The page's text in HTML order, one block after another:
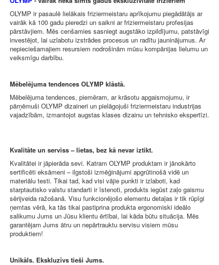
OLYMP ir pasaulē lielākais friziermeistaru aprīkojumu piegādātājs ar
vairāk kā 100 gadu pieredzi un saikni ar friziermeistaru profesijas
pārstāvjiem. Mēs cenšamies sasniegt augstāko izpildījumu, patstāvīgi
investējot, lai uzlabotu izstrādes procesus un radītu jauninājumus. Ar
nepieciešamajiem resursiem nodrošinām mūsu kompānijas lielumu un
veiksmīgu darbību.
Mēbelējuma tendences OLYMP klāstā.
Mēbelējuma tendences, piemēram, ar krāsotu apgaismojumu, ir
pārņēmuši OLYMP dizaineri un pielāgojuši friziermeistaru industrijas
vajadzībām, izmantojot augstas klases dizainu un tehnisko ekspertīzi.
Kvalitāte un serviss – lietas, bez kā nevar iztikt.
Kvalitātei ir jāpierāda sevi. Katram OLYMP produktam ir jānokārto
sertificēti eksāmeni – ilgstoši izmēģinājumi apgrūtinošā vidē un
materiālu testi. Tikai tad, kad visi vājie punkti ir izlaboti, kad
starptautisko valstu standarti ir īstenoti, produkts iegūst zaļo gaismu
sērijveida ražošanā. Visu funkcionējošo elementu detaļas ir tik rūpīgi
ņemtas vērā, ka tās tikai pastiprina produkta ergonomiski ideālo
salikumu Jums un Jūsu klientu ērtībai, lai kāda būtu situācija. Mēs
garantējam Jums ātru un nepārtrauktu servisu visiem mūsu
produktiem!
Unikāls. Ekskluzīvs tieši Jums.